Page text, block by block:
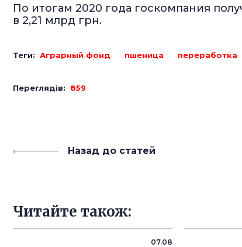
По итогам 2020 года госкомпания
в 2,21 млрд грн.
Теги: Аграрный фонд пшеница переработка
Переглядів: 859
Назад до статей
Читайте також:
07.08